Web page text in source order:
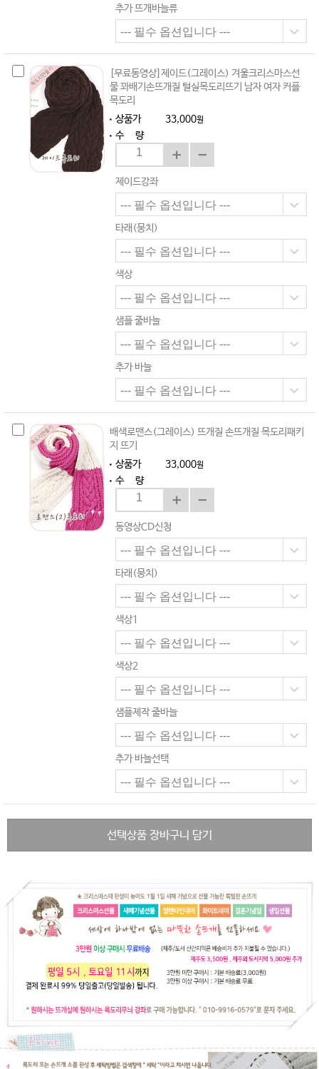
추가 뜨개바늘류
[무료동영상]제이드(그레이스) 겨울크리스마스선
물 꽈배기손뜨개질 털실목도리뜨기 남자 여자 커플
목도리
상품가
33,000원
수 량
제이드강좌
타래(뭉치)
색상
샘플 줄바늘
추가 바늘
배색로맨스(그레이스) 뜨개질 손뜨개질 목도리패키
지 뜨기
상품가
33,000원
수 량
동영상CD신청
타래(뭉치)
색상1
색상2
샘플제작 줄바늘
추가 바늘선택
선택상품 장바구니 담기